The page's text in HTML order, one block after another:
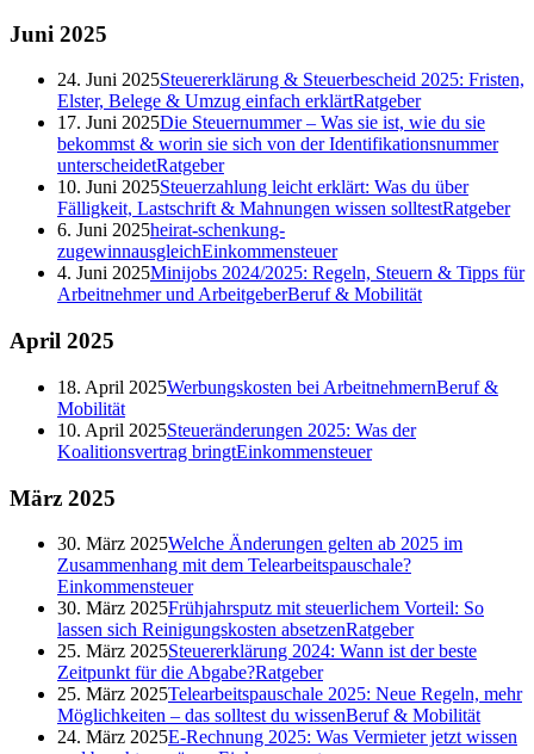
Juni 2025
24. Juni 2025Steuererklärung & Steuerbescheid 2025: Fristen,
Elster, Belege & Umzug einfach erklärtRatgeber
17. Juni 2025Die Steuernummer – Was sie ist, wie du sie
bekommst & worin sie sich von der Identifikationsnummer
unterscheidetRatgeber
10. Juni 2025Steuerzahlung leicht erklärt: Was du über
Fälligkeit, Lastschrift & Mahnungen wissen solltestRatgeber
6. Juni 2025heirat-schenkung-
zugewinnausgleichEinkommensteuer
4. Juni 2025Minijobs 2024/2025: Regeln, Steuern & Tipps für
Arbeitnehmer und ArbeitgeberBeruf & Mobilität
April 2025
18. April 2025Werbungskosten bei ArbeitnehmernBeruf &
Mobilität
10. April 2025Steueränderungen 2025: Was der
Koalitionsvertrag bringtEinkommensteuer
März 2025
30. März 2025Welche Änderungen gelten ab 2025 im
Zusammenhang mit dem Telearbeitspauschale?
Einkommensteuer
30. März 2025Frühjahrsputz mit steuerlichem Vorteil: So
lassen sich Reinigungskosten absetzenRatgeber
25. März 2025Steuererklärung 2024: Wann ist der beste
Zeitpunkt für die Abgabe?Ratgeber
25. März 2025Telearbeitspauschale 2025: Neue Regeln, mehr
Möglichkeiten – das solltest du wissenBeruf & Mobilität
24. März 2025E-Rechnung 2025: Was Vermieter jetzt wissen